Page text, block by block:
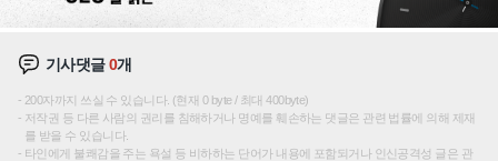
기사댓글0개
200자까지 쓰실 수 있습니다. (현재 0 byte / 최대 400byte)
저작권 등 다른 사람의 권리를 침해하거나 명예를 훼손하는 댓글은 관련 법률에 의해 제재
를 받을 수 있습니다.
타인에게 불쾌감을 주는 욕설 등 비하하는 단어가 내용에 포함되거나 인신공격성 글은 관